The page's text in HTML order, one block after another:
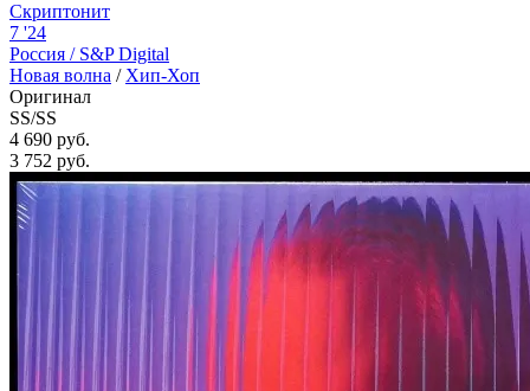
Скриптонит
7 '24
Россия / S&P Digital
Новая волна / Хип-Хоп
Оригинал
SS/SS
4 690 руб.
3 752 руб.